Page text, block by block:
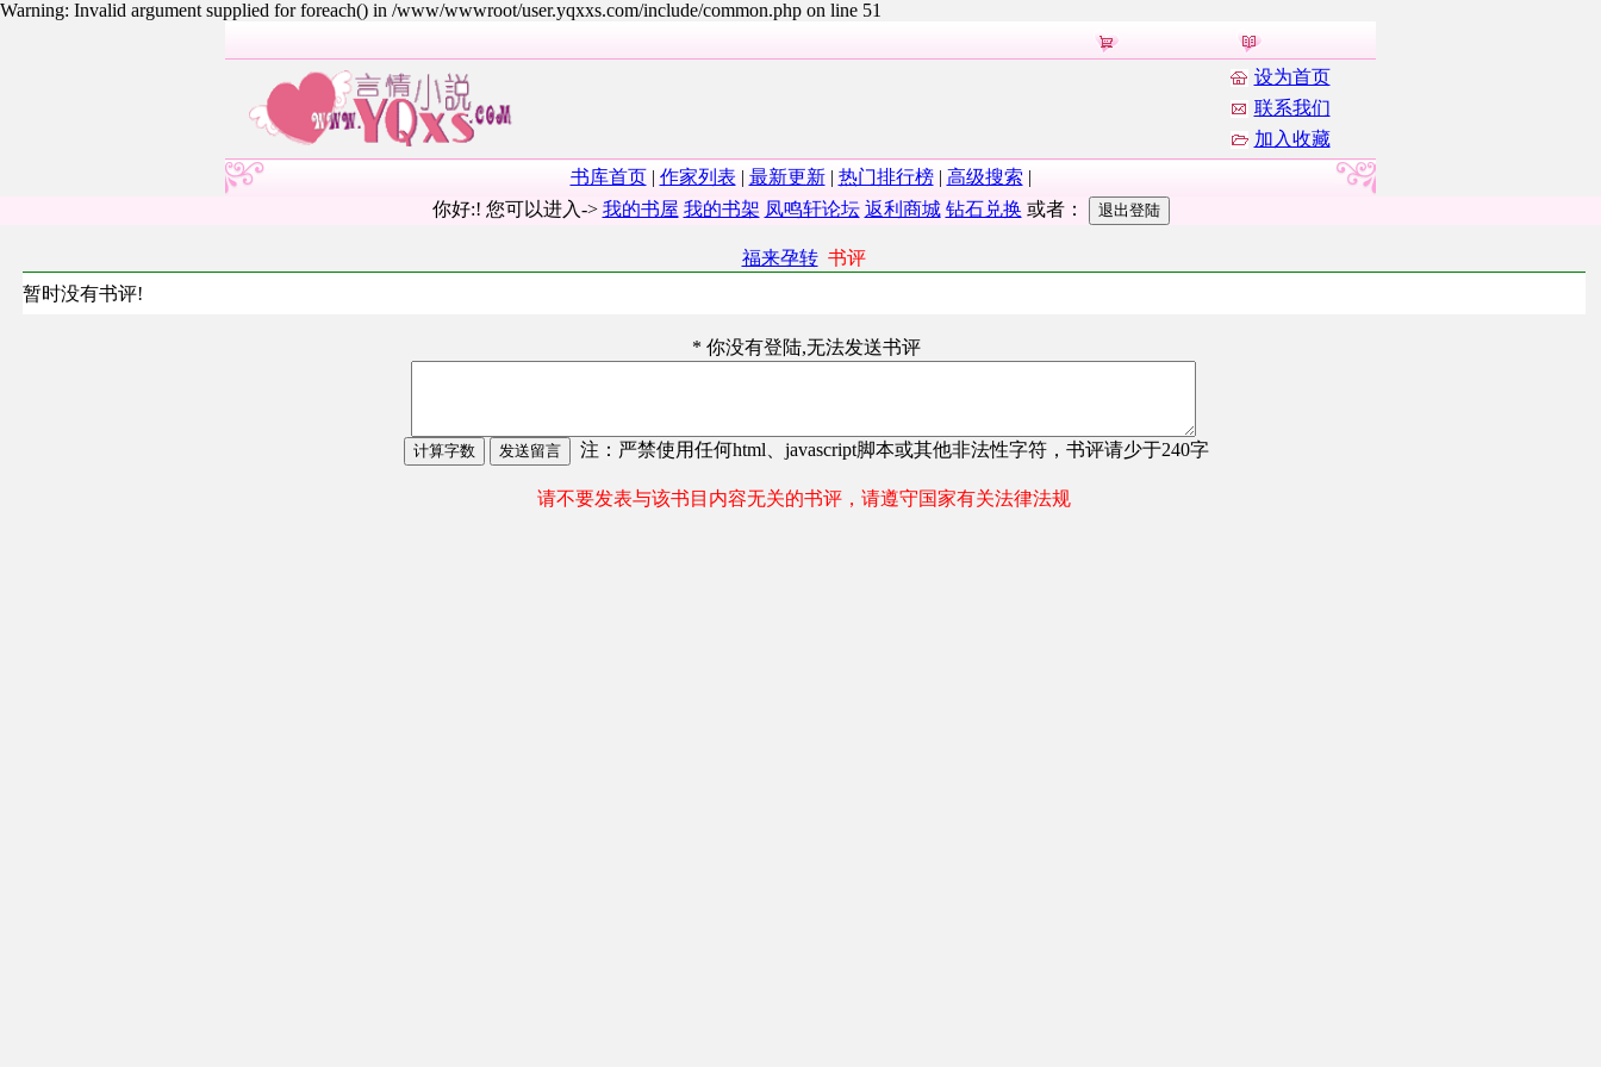
Warning: Invalid argument supplied for foreach() in /www/wwwroot/user.yqxxs.com/include/common.php on line 51
设为首页
联系我们
加入收藏
书库首页| 作家列表 | 最新更新| 热门排行榜| 高级搜索 |
你好:! 您可以进入-> 我的书屋 我的书架 凤鸣轩论坛 返利商城 钻石兑换 或者：
福来孕转书评
暂时没有书评!
* 你没有登陆,无法发送书评
注：严禁使用任何html、javascript脚本或其他非法性字符，书评请少于240字
请不要发表与该书目内容无关的书评，请遵守国家有关法律法规